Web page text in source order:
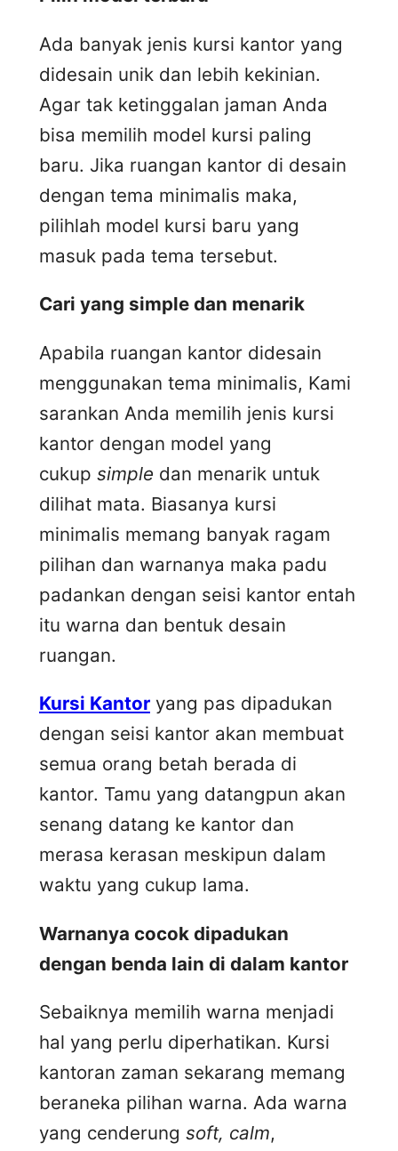
Ada banyak jenis kursi kantor yang
didesain unik dan lebih kekinian.
Agar tak ketinggalan jaman Anda
bisa memilih model kursi paling
baru. Jika ruangan kantor di desain
dengan tema minimalis maka,
pilihlah model kursi baru yang
masuk pada tema tersebut.
Cari yang simple dan menarik
Apabila ruangan kantor didesain
menggunakan tema minimalis, Kami
sarankan Anda memilih jenis kursi
kantor dengan model yang
cukup simple dan menarik untuk
dilihat mata. Biasanya kursi
minimalis memang banyak ragam
pilihan dan warnanya maka padu
padankan dengan seisi kantor entah
itu warna dan bentuk desain
ruangan.
Kursi Kantor yang pas dipadukan
dengan seisi kantor akan membuat
semua orang betah berada di
kantor. Tamu yang datangpun akan
senang datang ke kantor dan
merasa kerasan meskipun dalam
waktu yang cukup lama.
Warnanya cocok dipadukan
dengan benda lain di dalam kantor
Sebaiknya memilih warna menjadi
hal yang perlu diperhatikan. Kursi
kantoran zaman sekarang memang
beraneka pilihan warna. Ada warna
yang cenderung soft, calm,